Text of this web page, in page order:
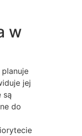
w
jej
są
do